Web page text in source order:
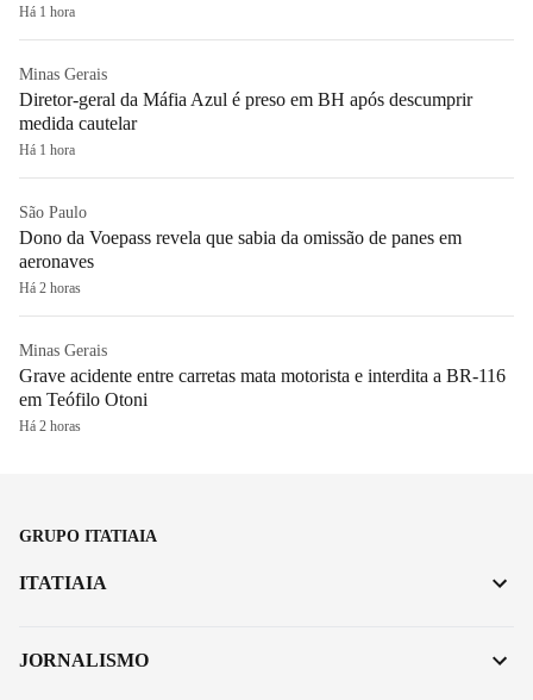
Há 1 hora
Minas Gerais
Diretor-geral da Máfia Azul é preso em BH após descumprir
medida cautelar
Há 1 hora
São Paulo
Dono da Voepass revela que sabia da omissão de panes em
aeronaves
Há 2 horas
Minas Gerais
Grave acidente entre carretas mata motorista e interdita a BR-116
em Teófilo Otoni
Há 2 horas
GRUPO ITATIAIA
ITATIAIA
JORNALISMO